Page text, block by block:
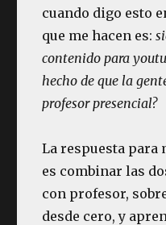
cuando digo esto
que me hacen es:
contenido para
hecho de que la
profesor presencial?
La respuesta para
es combinar las
con profesor,
desde cero, y